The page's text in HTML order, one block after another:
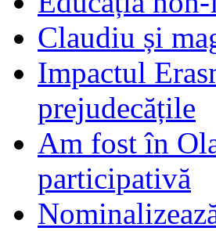
Claudiu și
Impactul
prejudecățile
Am fost în
participativă